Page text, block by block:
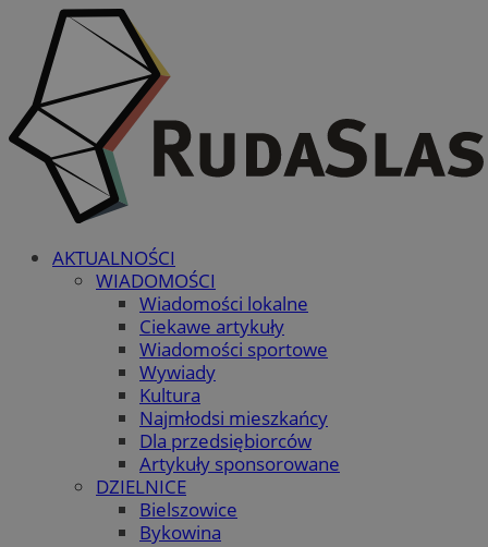
AKTUALNOŚCI
WIADOMOŚCI
Wiadomości lokalne
Ciekawe artykuły
Wiadomości sportowe
Wywiady
Kultura
Najmłodsi mieszkańcy
Dla przedsiębiorców
Artykuły sponsorowane
DZIELNICE
Bielszowice
Bykowina